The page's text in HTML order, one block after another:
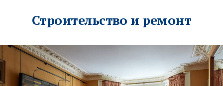
Строительство и ремонт